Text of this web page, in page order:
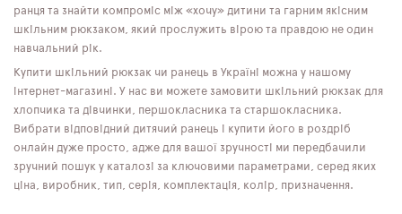
ранця та знайти компроміс між «хочу» дитини та гарним якісним
шкільним рюкзаком, який прослужить вірою та правдою не один
навчальний рік.
Купити шкільний рюкзак чи ранець в Україні можна у нашому
інтернет-магазині. У нас ви можете замовити шкільний рюкзак для
хлопчика та дівчинки, першокласника та старшокласника.
Вибрати відповідний дитячий ранець і купити його в роздріб
онлайн дуже просто, адже для вашої зручності ми передбачили
зручний пошук у каталозі за ключовими параметрами, серед яких
ціна, виробник, тип, серія, комплектація, колір, призначення.